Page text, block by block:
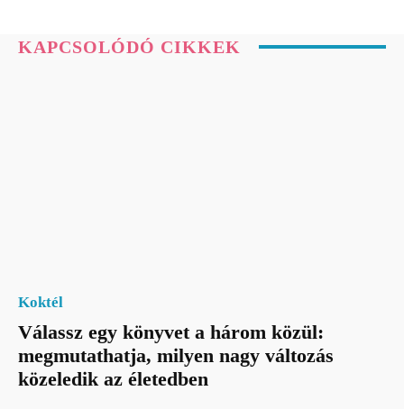
KAPCSOLÓDÓ CIKKEK
Koktél
Válassz egy könyvet a három közül:
megmutathatja, milyen nagy változás
közeledik az életedben